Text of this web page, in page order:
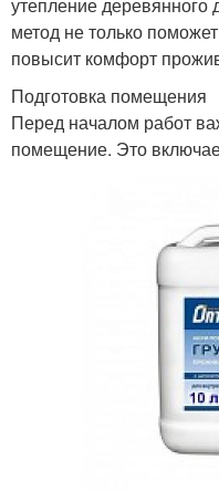
метод не только
повысит комфорт
Подготовка помещения
Перед началом работ
помещение. Это